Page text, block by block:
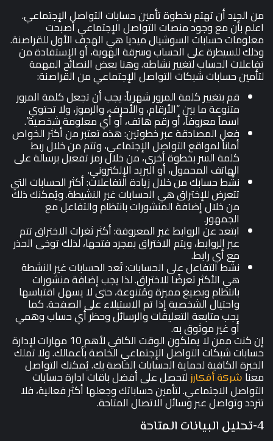
من الجيد أن تهتم بخطوة تأمين حسابات التواصل الإجتماعي.
اعلم بأن مع وجود منصات التواصل الإجتماعي أصبحت
معلومات حسابات السوشيال ميديا هي الهدف الأول للقراصنة.
وذلك للسيطرة على الحساب وسرقة الهوية، أو الإستفادة من
تفاعلات الحساب لتغيير نشاطه. وهنا بعض النصائح المهمة
لتأمين حسابات شبكات التواصل الإجتماعي من القراصنة:
قم بتغيير كلمة المرور شهرياً: يجب أن تجعل كلمة المرور
متنوعة ما بين “الأرقام، والأحرف، والرموز، ولا تحتوي
اسماً معروفاً، أو رقم هاتف، أو أي معلومة شخصية”.
فعل المصادقة عبر خطوتين: هذه تعتبر من أكثر الخواص
أماناً لمواقع التواصل الإجتماعي، وتتم من خلال ربط
كلمة السر بخطوة أخرى، من خلال رمز تفعيل برسالة على
الهاتف المحمول، أو البريد الإلكتروني.
نشِّط حسابك من خلال زيادة التفاعلات: أكثر الحسابات التي
تتعرض للإختراق هي الحسابات غير النشيطة. ويُمكنك ذلك
من خلال إضافة المنشورات بانتظام والتفاعل مع
الجمهور.
ابتعد عن الروابط غير المعروفة: أكثر ثغرات الاختراق تتم
عبر الروابط، ويتم الاختراق بمجرد فتحها، لذلك توخى الحذر
مع أي رابط.
نشّط التفاعل على الحسابات: تُعد الحسابات غير النشطة
هي الأكثر تعرضًا للاختراق. لذا يجب إضافة منشورات
بانتظام وبصيغ مميزة ومُتنوعة، حتى لا يسهل اقتباسها
واحتيال الشخصية إذا تم الاستيلاء على الصفحة. كما
يجب متابعة التعليقات والرسائل وحظر أي حساب وهمي
أو غير موثوق به.
إن كنت ممن لا يملكون الوقت الكافي لأهم 10 مهارات لإدارة
حسابات شبكات التواصل الإجتماعي الخاصة بأعمالك. ولا تملك
الخبرة الكافية لحماية الحسابات الخاصة بك. يُمكنك التواصل
معنا شركة أفكارزلتحصل على أفضل باقات ادارة حسابات
التواصل الاجتماعي. لتأمين حساباتك وجعلها أكثر فعالية، فلا
تتردد وتواصل عبر وسائل الاتصال المتاحة.
4-تحليل البيانات المتاحة